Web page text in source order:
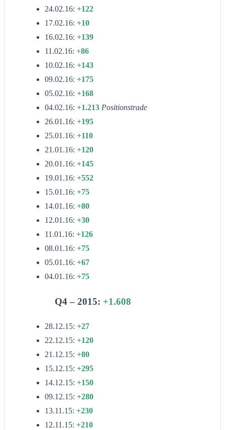
24.02.16: +122
17.02.16: +10
16.02.16: +139
11.02.16: +86
10.02.16: +143
09.02.16: +175
05.02.16: +168
04.02.16: +1.213 Positionstrade
26.01.16: +195
25.01.16: +110
21.01.16: +120
20.01.16: +145
19.01.16: +552
15.01.16: +75
14.01.16: +80
12.01.16: +30
11.01.16: +126
08.01.16: +75
05.01.16: +67
04.01.16: +75
Q4 – 2015: +1.608
28.12.15: +27
22.12.15: +120
21.12.15: +80
15.12.15: +295
14.12.15: +150
09.12.15: +280
13.11.15: +230
12.11.15: +210